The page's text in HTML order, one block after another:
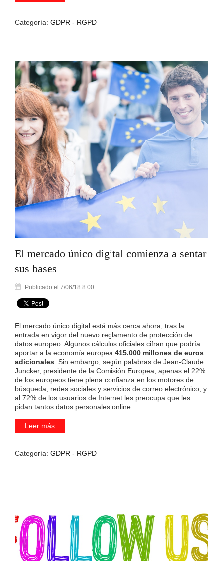
Categoría: GDPR - RGPD
El mercado único digital comienza a sentar
sus bases
Publicado el 7/06/18 8:00
El mercado único digital está más cerca ahora, tras la
entrada en vigor del nuevo reglamento de protección de
datos europeo. Algunos cálculos oficiales cifran que podría
aportar a la economía europea 415.000 millones de euros
adicionales . Sin embargo, según palabras de Jean-Claude
Juncker, presidente de la Comisión Europea, apenas el 22%
de los europeos tiene plena confianza en los motores de
búsqueda, redes sociales y servicios de correo electrónico; y
al 72% de los usuarios de Internet les preocupa que les
pidan tantos datos personales online.
Leer más
Categoría: GDPR - RGPD